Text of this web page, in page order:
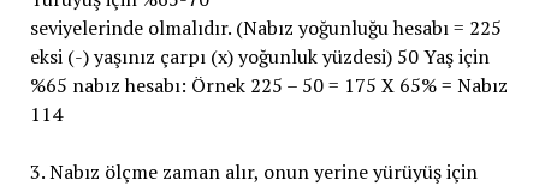
seviyelerinde olmalıdır. (Nabız yoğunluğu hesabı = 225
eksi (-) yaşınız çarpı (x) yoğunluk yüzdesi) 50 Yaş için
%65 nabız hesabı: Örnek 225 – 50 = 175 X 65% = Nabız
114
3. Nabız ölçme zaman alır, onun yerine yürüyüş için